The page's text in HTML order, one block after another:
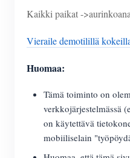
Kaikki paikat -
Vieraile demotilillä
Huomaa:
Tämä toiminto on
verkkojärjestelmässä
on käytettävä
mobiiliselain